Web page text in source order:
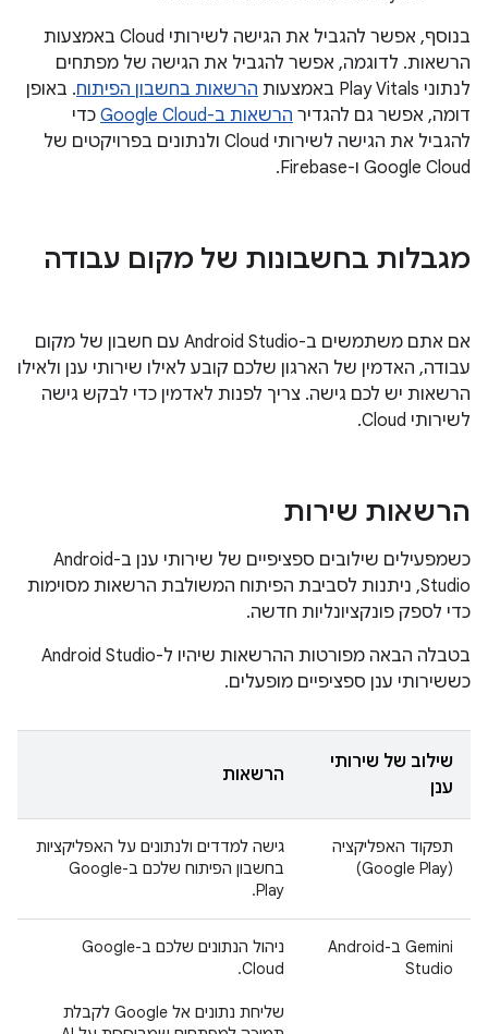
בנוסף, אפשר להגביל את הגישה לשירותי Cloud באמצעות
הרשאות. לדוגמה, אפשר להגביל את הגישה של מפתחים
לנתוני Play Vitals באמצעות
הרשאות בחשבון הפיתוח. באופן
דומה, אפשר גם להגדיר הרשאות ב-Google Cloud
כדי
להגביל את הגישה לשירותי Cloud ולנתונים בפרויקטים של
Google Cloud ו-Firebase.
מגבלות בחשבונות של מקום עבודה
אם אתם משתמשים ב-Android Studio עם חשבון של מקום
עבודה, האדמין של הארגון שלכם קובע לאילו שירותי ענן ולאילו
הרשאות יש לכם גישה. צריך לפנות לאדמין כדי לבקש גישה
לשירותי Cloud.
הרשאות שירות
כשמפעילים שילובים ספציפיים של שירותי ענן ב-Android
Studio, ניתנות לסביבת הפיתוח המשולבת הרשאות מסוימות
כדי לספק פונקציונליות חדשה.
בטבלה הבאה מפורטות ההרשאות שיהיו ל-Android Studio
כששירותי ענן ספציפיים מופעלים.
שילוב של שירותי
ענן
הרשאות
תפקוד האפליקציה
(Google Play)
גישה למדדים ולנתונים על האפליקציות
בחשבון הפיתוח שלכם ב-Google
Play.
‫Gemini ב-Android
Studio
ניהול הנתונים שלכם ב-Google
Cloud.
שליחת נתונים אל Google לקבלת